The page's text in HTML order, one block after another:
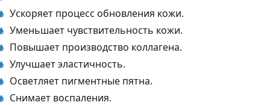
Ускоряет процесс обновления кожи.
Уменьшает чувствительность кожи.
Повышает производство коллагена.
Улучшает эластичность.
Осветляет пигментные пятна.
Снимает воспаления.